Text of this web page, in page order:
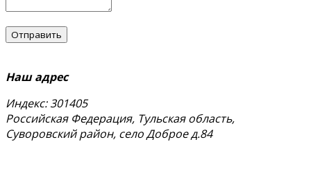
Наш адрес
Индекс: 301405
Российская Федерация, Тульская область,
Суворовский район, село Доброе д.84